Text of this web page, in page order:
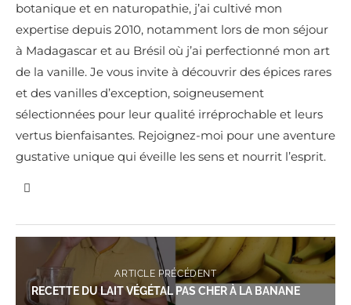
botanique et en naturopathie, j’ai cultivé mon
expertise depuis 2010, notamment lors de mon séjour
à Madagascar et au Brésil où j’ai perfectionné mon art
de la vanille. Je vous invite à découvrir des épices rares
et des vanilles d’exception, soigneusement
sélectionnées pour leur qualité irréprochable et leurs
vertus bienfaisantes. Rejoignez-moi pour une aventure
gustative unique qui éveille les sens et nourrit l’esprit.
ARTICLE PRÉCÉDENT
RECETTE DU LAIT VÉGÉTAL PAS CHER À LA BANANE